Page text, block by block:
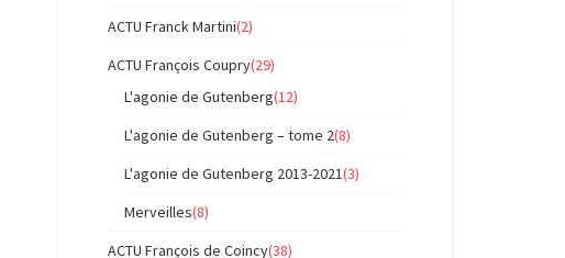
ACTU Franck Martini(2)
ACTU François Coupry(29)
L'agonie de Gutenberg(12)
L'agonie de Gutenberg – tome 2(8)
L'agonie de Gutenberg 2013-2021(3)
Merveilles(8)
ACTU François de Coincy(38)